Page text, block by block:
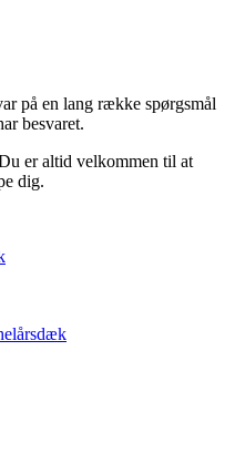
på en lang række spørgsmål
besvaret.
er altid velkommen til at
dig.